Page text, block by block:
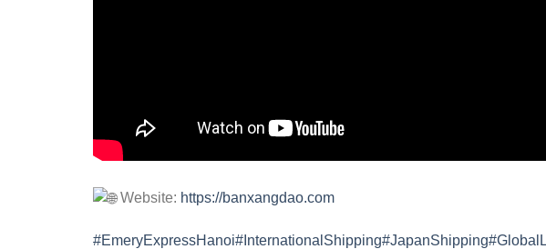
Website: https://banxangdao.com
#EmeryExpressHanoi#InternationalShipping#JapanShipping